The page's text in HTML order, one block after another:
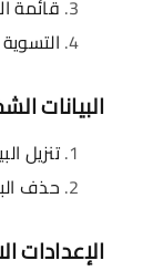
قائمة
البيانات
تنزيل
حذف
الإعدادات